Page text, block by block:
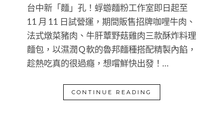
台中新「麵」孔！蜉蝣麵粉工作室即日起至
11 月 11 日試營運，期間販售招牌咖哩牛肉、
法式燉菜豬肉、牛肝蕈野菇雞肉三款酥炸料理
麵包，以濕潤Ｑ軟的魯邦麵種搭配精製內餡，
趁熱吃真的很過癮，想嚐鮮快出發！…
CONTINUE READING